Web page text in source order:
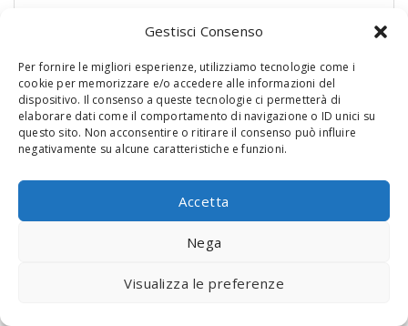
Gestisci Consenso
Per fornire le migliori esperienze, utilizziamo tecnologie come i
cookie per memorizzare e/o accedere alle informazioni del
dispositivo. Il consenso a queste tecnologie ci permetterà di
elaborare dati come il comportamento di navigazione o ID unici su
questo sito. Non acconsentire o ritirare il consenso può influire
negativamente su alcune caratteristiche e funzioni.
Accetta
Nega
Visualizza le preferenze
© 2020 Digital Touch Menu. Menu realizzato da